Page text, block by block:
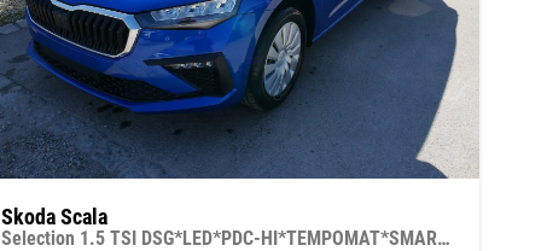
Skoda Scala
Selection 1.5 TSI DSG*LED*PDC-HI*TEMPOMAT*SMARTLINK*SHZ*KLIMA*RADIO